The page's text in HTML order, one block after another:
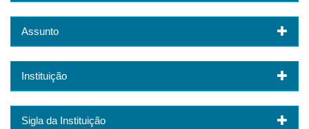
Assunto
Instituição
Sigla da Instituição